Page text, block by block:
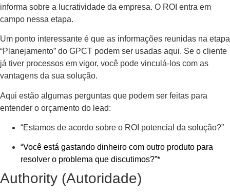
informa sobre a lucratividade da empresa. O ROI entra em
campo nessa etapa.
Um ponto interessante é que as informações reunidas na etapa
“Planejamento” do GPCT podem ser usadas aqui. Se o cliente
já tiver processos em vigor, você pode vinculá-los com as
vantagens da sua solução.
Aqui estão algumas perguntas que podem ser feitas para
entender o orçamento do lead:
“Estamos de acordo sobre o ROI potencial da solução?”
“Você está gastando dinheiro com outro produto para
resolver o problema que discutimos?”*
Authority (Autoridade)